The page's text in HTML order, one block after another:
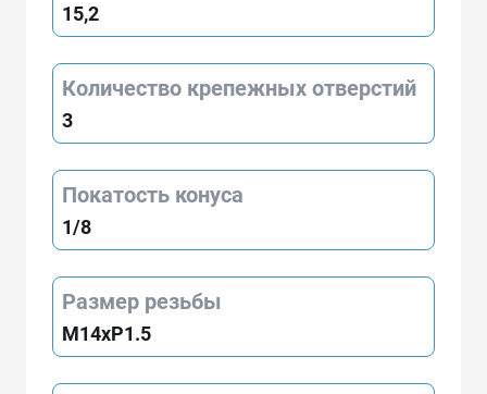
15,2
Количество крепежных отверстий
3
Покатость конуса
1/8
Размер резьбы
M14xP1.5